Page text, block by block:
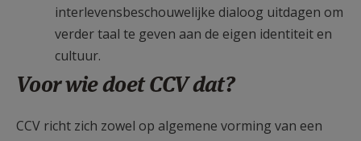
interlevensbeschouwelijke dialoog uitdagen om
verder taal te geven aan de eigen identiteit en
cultuur.
Voor wie doet CCV dat?
CCV richt zich zowel op algemene vorming van een